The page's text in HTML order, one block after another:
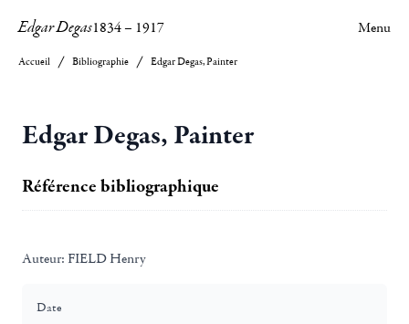
Edgar Degas1834– 1917 Menu
Accueil Bibliographie Edgar Degas, Painter
Edgar Degas, Painter
Référence bibliographique
Auteur: FIELD Henry
Date